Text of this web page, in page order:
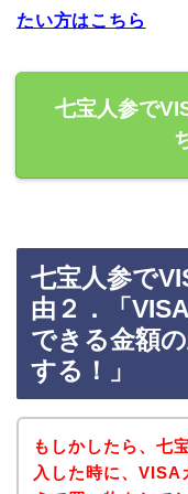
たい方はこちら
七宝人参で
七宝人参で
由２．「
できる金額
する！」
もしかしたら、七
入した時に、VISA